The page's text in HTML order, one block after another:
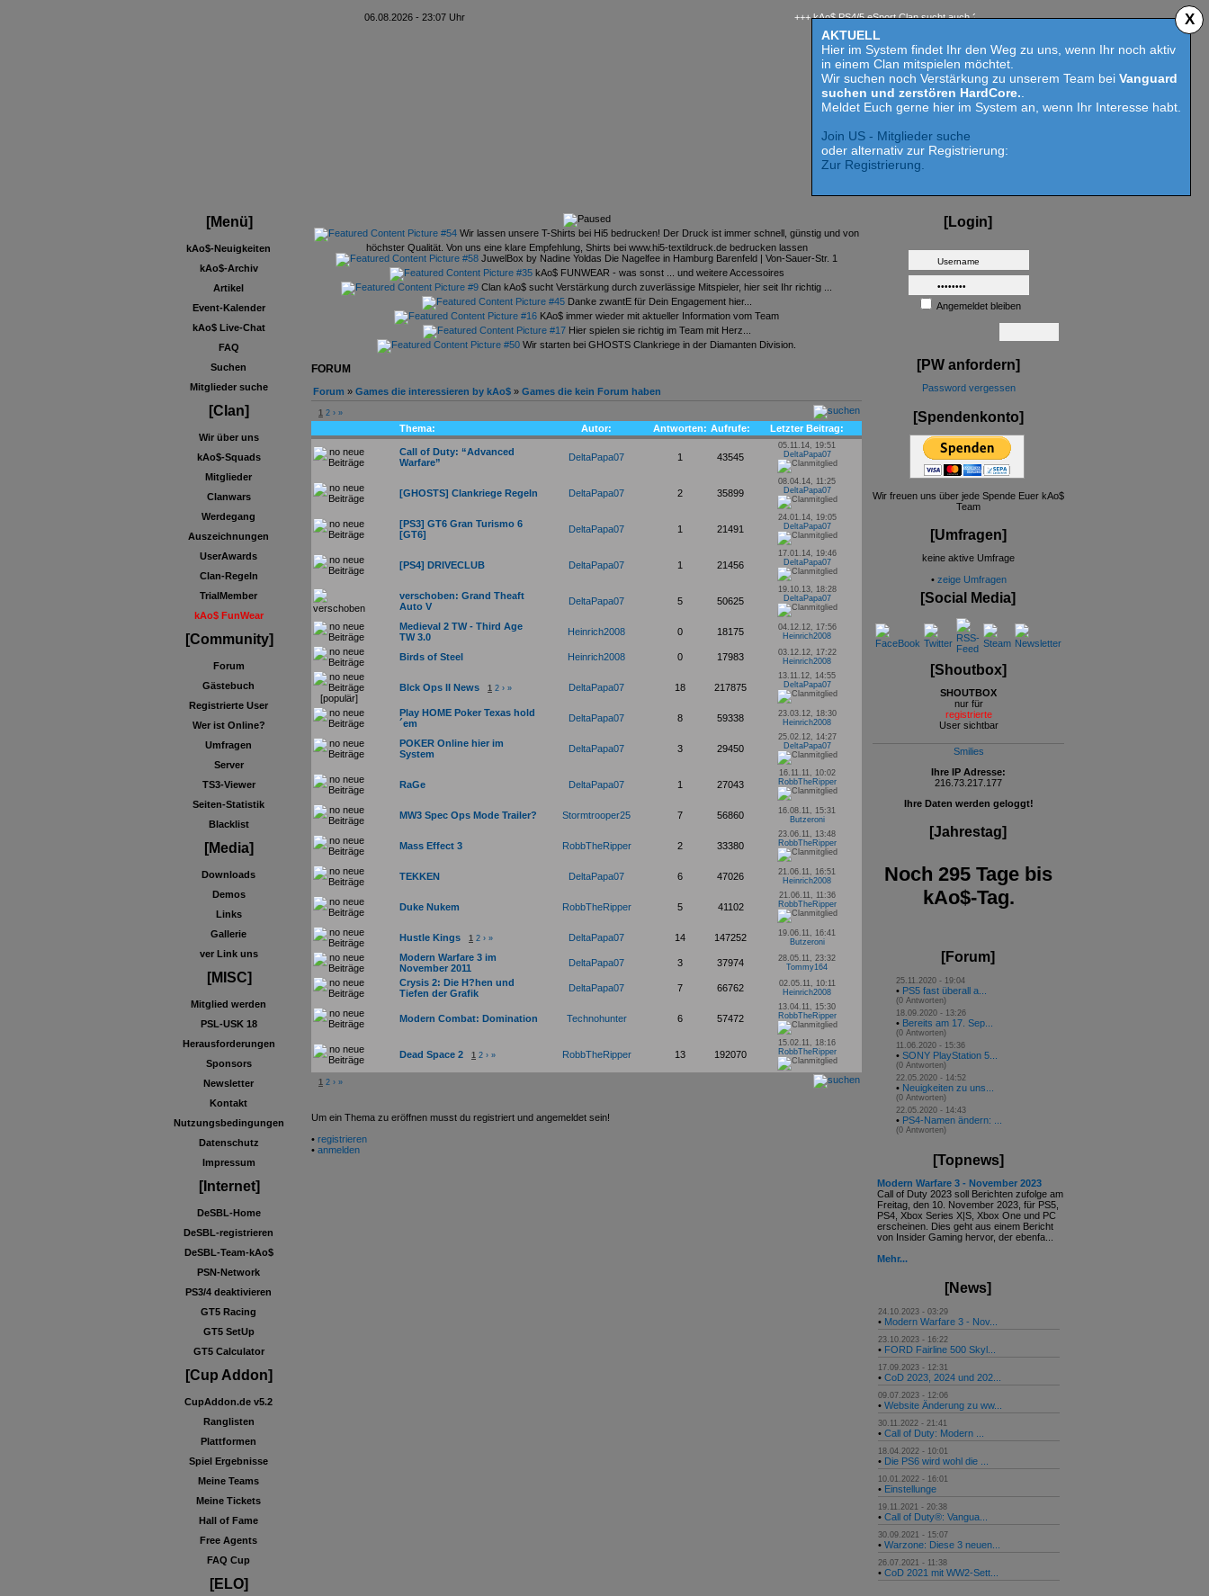
AKTUELL
Hier im System findet Ihr den Weg zu uns, wenn Ihr noch aktiv
in einem Clan mitspielen möchtet.
Wir suchen noch Verstärkung zu unserem Team bei Vanguard
suchen und zerstören HardCore.
Meldet Euch gerne hier im System an, wenn Ihr Interesse habt.
Join US - Mitglieder suche
oder alternativ zur Registrierung:
Zur Registrierung.
X
06.08.2026 - 23:07 Uhr +++ kAo$ PS4/5 eSport Clan sucht auch 2023 Competition aktive Mitspieler für Call of Duty MW 2 -
[Menü]
kAo$-Neuigkeiten
kAo$-Archiv
Artikel
Event-Kalender
kAo$ Live-Chat
FAQ
Suchen
Mitglieder suche
[Clan]
Wir über uns
kAo$-Squads
Mitglieder
Clanwars
Werdegang
Auszeichnungen
UserAwards
Clan-Regeln
TrialMember
kAo$ FunWear
[Community]
Forum
Gästebuch
Registrierte User
Wer ist Online?
Umfragen
Server
TS3-Viewer
Seiten-Statistik
Blacklist
[Media]
Downloads
Demos
Links
Gallerie
ver Link uns
[MISC]
Mitglied werden
PSL-USK 18
Herausforderungen
Sponsors
Newsletter
Kontakt
Nutzungsbedingungen
Datenschutz
Impressum
[Internet]
DeSBL-Home
DeSBL-registrieren
DeSBL-Team-kAo$
PSN-Network
PS3/4 deaktivieren
GT5 Racing
GT5 SetUp
GT5 Calculator
[Cup Addon]
CupAddon.de v5.2
Ranglisten
Plattformen
Spiel Ergebnisse
Meine Teams
Meine Tickets
Hall of Fame
Free Agents
FAQ Cup
[ELO]
Wir lassen unsere T-Shirts bei Hi5 bedrucken! Der Druck ist immer schnell, günstig und von
höchster Qualität. Von uns eine klare Empfehlung, Shirts bei www.hi5-textildruck.de bedrucken lassen
JuwelBox by Nadine Yoldas Die Nagelfee in Hamburg Barenfeld | Von-Sauer-Str. 1
kAo$ FUNWEAR - was sonst ... und weitere Accessoires
Clan kAo$ sucht Verstärkung durch zuverlässige Mitspieler, hier seit Ihr richtig ...
Danke zwantE für Dein Engagement hier...
KAo$ immer wieder mit aktueller Information vom Team
Hier spielen sie richtig im Team mit Herz...
Wir starten bei GHOSTS Clankriege in der Diamanten Division.
FORUM
Forum » Games die interessieren by kAo$ » Games die kein Forum haben
1 2 › »
Thema: Autor: Antworten: Aufrufe: Letzter Beitrag:
Call of Duty: “Advanced
Warfare”
DeltaPapa07 1 43545
05.11.14, 19:51
DeltaPapa07
[GHOSTS] Clankriege Regeln DeltaPapa07 2 35899
08.04.14, 11:25
DeltaPapa07
[PS3] GT6 Gran Turismo 6
[GT6]
DeltaPapa07 1 21491
24.01.14, 19:05
DeltaPapa07
[PS4] DRIVECLUB DeltaPapa07 1 21456
17.01.14, 19:46
DeltaPapa07
verschoben: Grand Theaft
Auto V
DeltaPapa07 5 50625
19.10.13, 18:28
DeltaPapa07
Medieval 2 TW - Third Age
TW 3.0
Heinrich2008 0 18175
04.12.12, 17:56
Heinrich2008
Birds of Steel Heinrich2008 0 17983
03.12.12, 17:22
Heinrich2008
Blck Ops II News 1 2 › » DeltaPapa07 18 217875
13.11.12, 14:55
DeltaPapa07
Play HOME Poker Texas hold
´em
DeltaPapa07 8 59338
23.03.12, 18:30
Heinrich2008
POKER Online hier im
System
DeltaPapa07 3 29450
25.02.12, 14:27
DeltaPapa07
RaGe DeltaPapa07 1 27043
16.11.11, 10:02
RobbTheRipper
MW3 Spec Ops Mode Trailer? Stormtrooper25 7 56860
16.08.11, 15:31
Butzeroni
Mass Effect 3 RobbTheRipper 2 33380
23.06.11, 13:48
RobbTheRipper
TEKKEN DeltaPapa07 6 47026
21.06.11, 16:51
Heinrich2008
Duke Nukem RobbTheRipper 5 41102
21.06.11, 11:36
RobbTheRipper
Hustle Kings 1 2 › » DeltaPapa07 14 147252
19.06.11, 16:41
Butzeroni
Modern Warfare 3 im
November 2011
DeltaPapa07 3 37974
28.05.11, 23:32
Tommy164
Crysis 2: Die H?hen und
Tiefen der Grafik
DeltaPapa07 7 66762
02.05.11, 10:11
Heinrich2008
Modern Combat: Domination Technohunter 6 57472
13.04.11, 15:30
RobbTheRipper
Dead Space 2 1 2 › » RobbTheRipper 13 192070
15.02.11, 18:16
RobbTheRipper
1 2 › »
Um ein Thema zu eröffnen musst du registriert und angemeldet sein!
• registrieren
• anmelden
[Login]
Angemeldet bleiben
[PW anfordern]
Password vergessen
[Spendenkonto]
Wir freuen uns über jede Spende Euer kAo$
Team
[Umfragen]
keine aktive Umfrage
• zeige Umfragen
[Social Media]
[Shoutbox]
SHOUTBOX
nur für
registrierte
User sichtbar
Smilies
Ihre IP Adresse:
216.73.217.177
Ihre Daten werden geloggt!
[Jahrestag]
Noch 295 Tage bis
kAo$-Tag.
[Forum]
25.11.2020 - 19:04
• PS5 fast überall a...
(0 Antworten)
18.09.2020 - 13:26
• Bereits am 17. Sep...
(0 Antworten)
11.06.2020 - 15:36
• SONY PlayStation 5...
(0 Antworten)
22.05.2020 - 14:52
• Neuigkeiten zu uns...
(0 Antworten)
22.05.2020 - 14:43
• PS4-Namen ändern: ...
(0 Antworten)
[Topnews]
Modern Warfare 3 - November 2023
Call of Duty 2023 soll Berichten zufolge am
Freitag, den 10. November 2023, für PS5,
PS4, Xbox Series X|S, Xbox One und PC
erscheinen. Dies geht aus einem Bericht
von Insider Gaming hervor, der ebenfa...
Mehr...
[News]
24.10.2023 - 03:29
• Modern Warfare 3 - Nov...
23.10.2023 - 16:22
• FORD Fairline 500 Skyl...
17.09.2023 - 12:31
• CoD 2023, 2024 und 202...
09.07.2023 - 12:06
• Website Änderung zu ww...
30.11.2022 - 21:41
• Call of Duty: Modern ...
18.04.2022 - 10:01
• Die PS6 wird wohl die ...
10.01.2022 - 16:01
• Einstellunge
19.11.2021 - 20:38
• Call of Duty®: Vangua...
30.09.2021 - 15:07
• Warzone: Diese 3 neuen...
26.07.2021 - 11:38
• CoD 2021 mit WW2-Sett...